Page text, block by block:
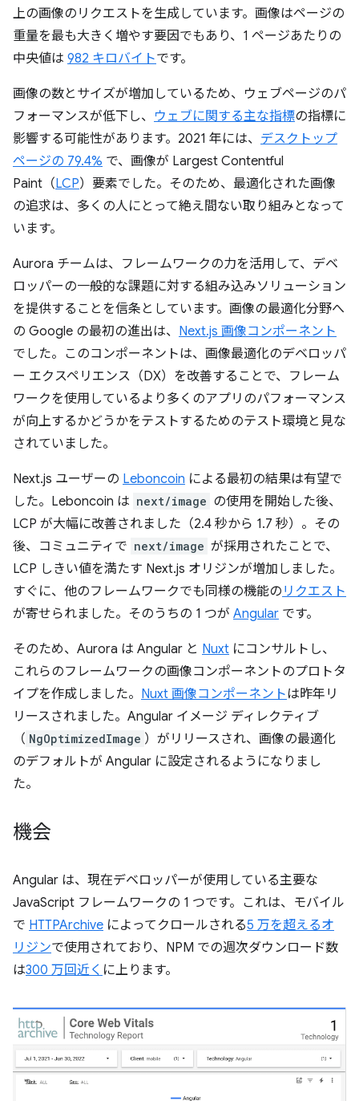
上の画像のリクエストを生成しています。画像はページの
重量を最も大きく増やす要因でもあり、1 ページあたりの
中央値は 982 キロバイトです。
画像の数とサイズが増加しているため、ウェブページのパ
フォーマンスが低下し、 ウェブに関する主な指標の指標に
影響する可能性があります。2021 年には、 デスクトップ
ページの 79.4% で、画像が Largest Contentful
Paint（LCP）要素でした。そのため、最適化された画像
の追求は、多くの人にとって絶え間ない取り組みとなって
います。
Aurora チームは、フレームワークの力を活用して、デベ
ロッパーの一般的な課題に対する組み込みソリューション
を提供することを信条としています。画像の最適化分野へ
の Google の最初の進出は、 Next.js 画像コンポーネント
でした。このコンポーネントは、画像最適化のデベロッパ
ー エクスペリエンス（DX）を改善することで、フレーム
ワークを使用しているより多くのアプリのパフォーマンス
が向上するかどうかをテストするためのテスト環境と見な
されていました。
Next.js ユーザーの Leboncoin による最初の結果は有望で
した。Leboncoin は next/image の使用を開始した後、
LCP が大幅に改善されました（2.4 秒から 1.7 秒）。その
後、コミュニティで next/image が採用されたことで、
LCP しきい値を満たす Next.js オリジンが増加しました。
すぐに、他のフレームワークでも同様の機能の リクエスト
が寄せられました。そのうちの 1 つが Angular です。
そのため、Aurora は Angular と Nuxt にコンサルトし、
これらのフレームワークの画像コンポーネントのプロトタ
イプを作成しました。 Nuxt 画像コンポーネントは昨年リ
リースされました。Angular イメージ ディレクティブ
（ NgOptimizedImage ）がリリースされ、画像の最適化
のデフォルトが Angular に設定されるようになりまし
た。
機会
Angular は、現在デベロッパーが使用している主要な
JavaScript フレームワークの 1 つです。これは、モバイル
で HTTPArchive によってクロールされる5 万を超えるオ
リジンで使用されており、NPM での週次ダウンロード数
は300 万回近く に上ります。